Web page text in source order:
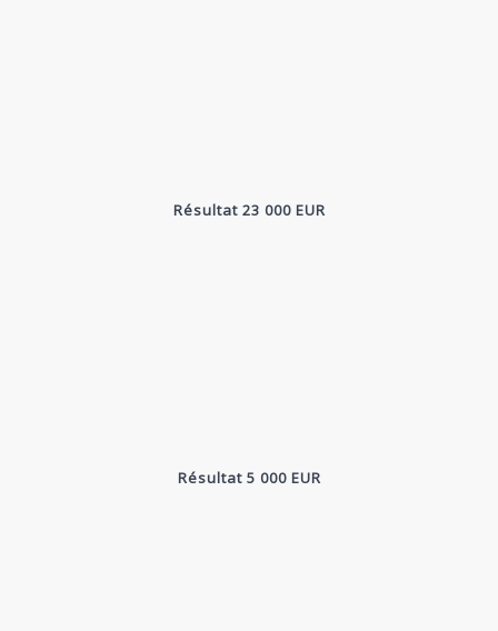
Résultat 23 000 EUR
Résultat 5 000 EUR